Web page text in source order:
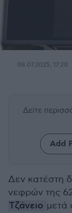
08.07.2025, 17:20
Δείτε
Add
Δεν κατέστη
νεφρών της
Τζάνειο μετά